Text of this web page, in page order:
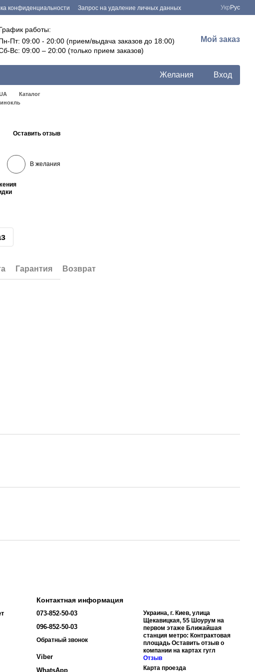
конфиденциальности
Запрос на удаление личных данных
Укр Рус
работы:
Пт: 09:00 - 20:00 (прием/выдача заказов до 18:00)
Вс: 09:00 – 20:00 (только прием заказов)
Мой заказ
Желания Вход
Каталог
Оставить отзыв
В желания
Гарантия Возврат
Контактная информация
073-852-50-03
096-852-50-03
Обратный звонок
Viber
WhatsApp
Украина, г. Киев, улица
Щекавицкая, 55 Шоурум на
первом этаже Ближайшая
станция метро: Контрактовая
площадь Оставить отзыв о
компании на картах гугл
Отзыв
Карта проезда